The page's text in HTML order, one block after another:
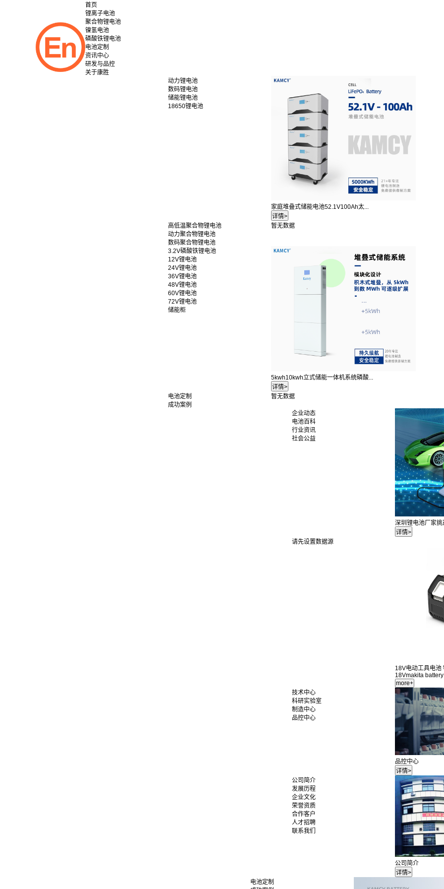
首页
锂离子电池
聚合物锂电池
镍氢电池
磷酸铁锂电池
电池定制
资讯中心
研发与品控
关于康胜
动力锂电池
数码锂电池
储能锂电池
18650锂电池
家庭堆叠式储能电池52.1V100Ah太...
高低温聚合物锂电池
动力聚合物锂电池
数码聚合物锂电池
暂无数据
3.2V磷酸铁锂电池
12V锂电池
24V锂电池
36V锂电池
48V锂电池
60V锂电池
72V锂电池
储能柜
5kwh10kwh立式储能一体机系统磷酸...
电池定制
成功案例
暂无数据
企业动态
电池百科
行业资讯
社会公益
深圳锂电池厂家
请先设置数据源
18V电动工具电池
18Vmakita battery
技术中心
科研实验室
制造中心
品控中心
品控中心
公司简介
发展历程
企业文化
荣誉资质
合作客户
人才招聘
联系我们
公司简介
电池定制